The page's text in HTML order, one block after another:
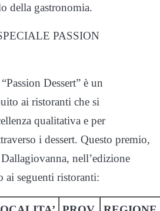
della gastronomia.
PASSION
Dessert” è un
ai ristoranti che si
qualitativa e per
i dessert. Questo premio,
nell’edizione
ai seguenti ristoranti: